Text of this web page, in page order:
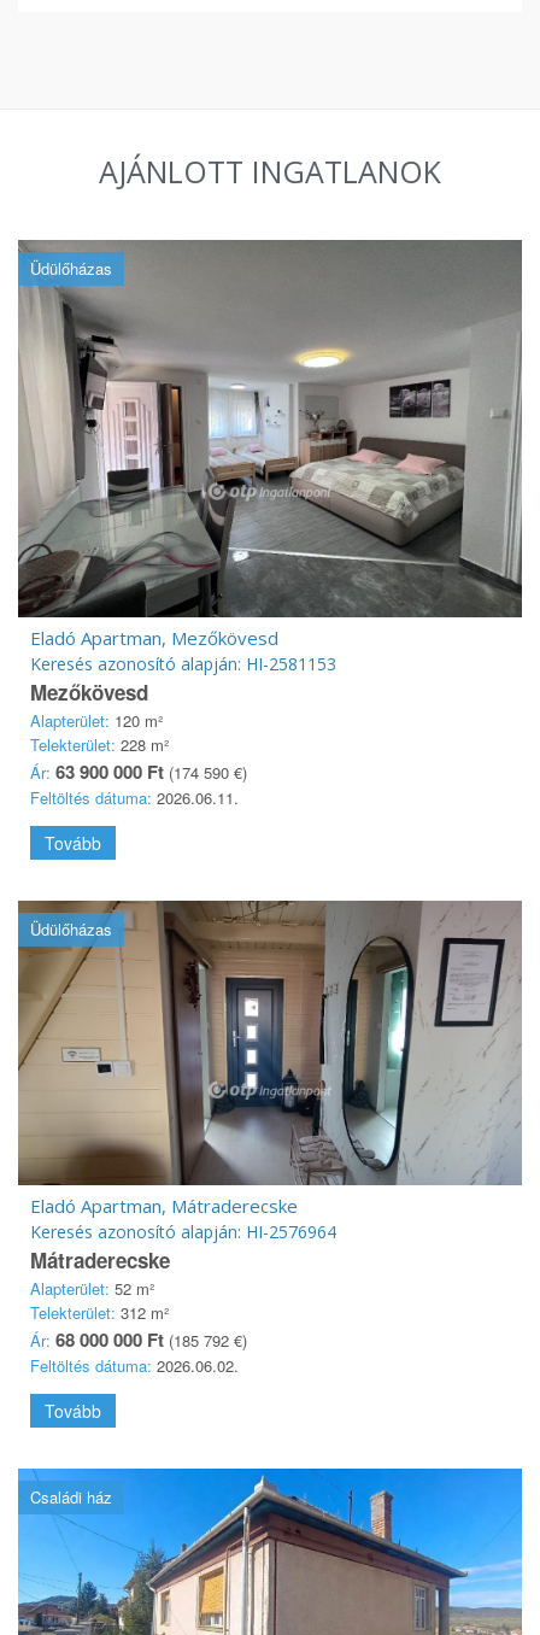
AJÁNLOTT INGATLANOK
Üdülőházas
Eladó Apartman, Mezőkövesd
Keresés azonosító alapján: HI-2581153
Mezőkövesd
Alapterület: 120 m²
Telekterület: 228 m²
Ár: 63 900 000 Ft (174 590 €)
Feltöltés dátuma: 2026.06.11.
Tovább
Üdülőházas
Eladó Apartman, Mátraderecske
Keresés azonosító alapján: HI-2576964
Mátraderecske
Alapterület: 52 m²
Telekterület: 312 m²
Ár: 68 000 000 Ft (185 792 €)
Feltöltés dátuma: 2026.06.02.
Tovább
Családi ház